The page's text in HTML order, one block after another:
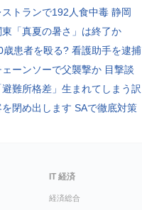
ストランで192人食中毒 静岡
東「真夏の暑さ」は終了か
歳患者を殴る? 看護助手を逮捕
ェーンソーで父襲撃か 目撃談
避難所格差」生まれてしまう訳
を閉め出します SAで徹底対策
IT 経済
経済総合